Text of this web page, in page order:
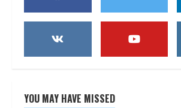
YOU MAY HAVE MISSED